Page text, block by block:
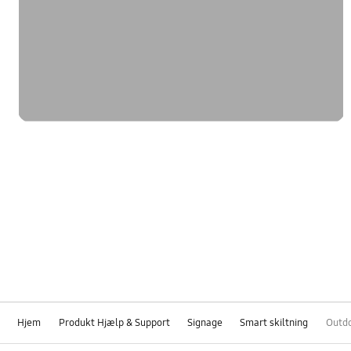
Hjem Produkt Hjælp & Support Signage Smart skiltning